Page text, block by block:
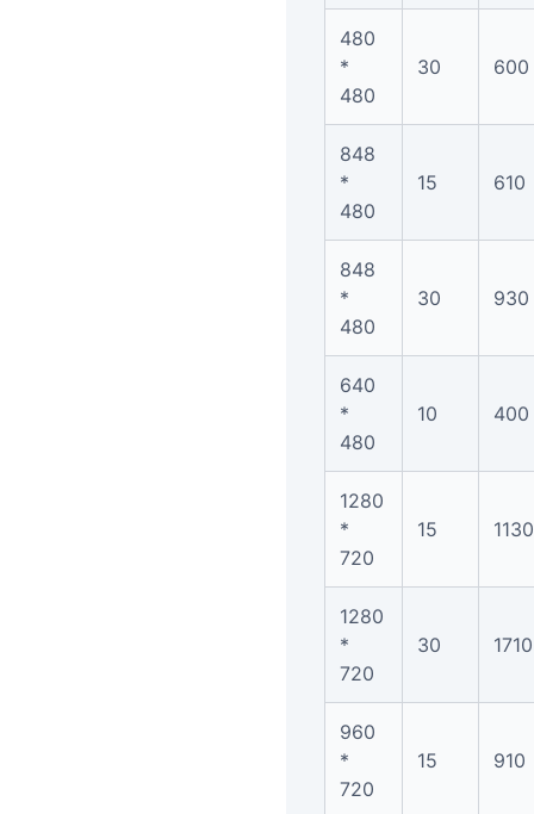
480
*
480
30 600
848
*
480
15 610
848
*
480
30 930
640
*
480
10 400
1280
*
720
15 1130
1280
*
720
30 1710
960
*
720
15 910